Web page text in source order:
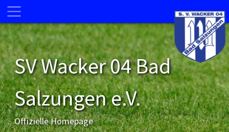
SV Wacker 04 Bad
Salzungen e.V.
Offizielle Homepage